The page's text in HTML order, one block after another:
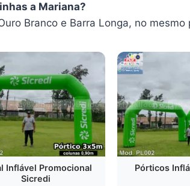
a Mariana?
Branco e Barra Longa, no mesmo
Inflável Promocional
Sicredi
Pórticos